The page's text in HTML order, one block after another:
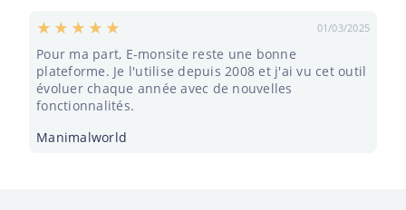
01/03/2025
Pour ma part, E-monsite reste une bonne
plateforme. Je l'utilise depuis 2008 et j'ai vu cet outil
évoluer chaque année avec de nouvelles
fonctionnalités.
Manimalworld